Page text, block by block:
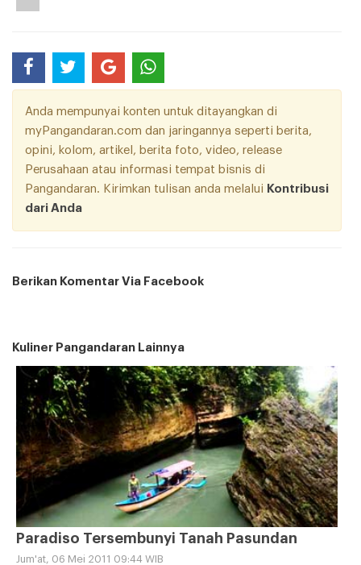
Anda mempunyai konten untuk ditayangkan di
myPangandaran.com dan jaringannya seperti berita,
opini, kolom, artikel, berita foto, video, release
Perusahaan atau informasi tempat bisnis di
Pangandaran. Kirimkan tulisan anda melalui Kontribusi
dari Anda
Berikan Komentar Via Facebook
Kuliner Pangandaran Lainnya
Paradiso Tersembunyi Tanah Pasundan
Jum'at, 06 Mei 2011 09:44 WIB